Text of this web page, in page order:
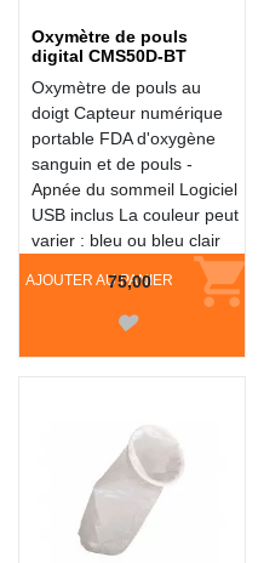
Oxymètre de pouls
digital CMS50D-BT
Oxymètre de pouls au
doigt Capteur numérique
portable FDA d'oxygène
sanguin et de pouls -
Apnée du sommeil Logiciel
USB inclus La couleur peut
varier : bleu ou bleu clair
AJOUTER AU PANIER
75,00